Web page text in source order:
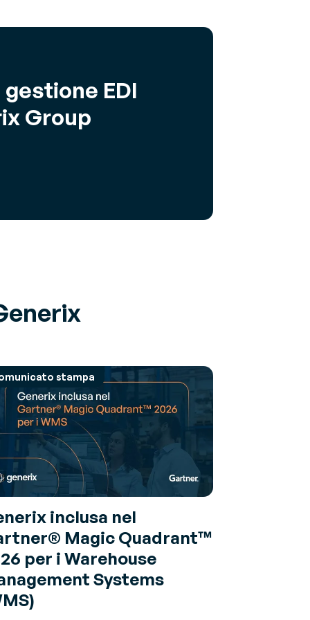
EDI
Group
stampa
inclusa nel
Magic Quadrant™
per i Warehouse
Systems